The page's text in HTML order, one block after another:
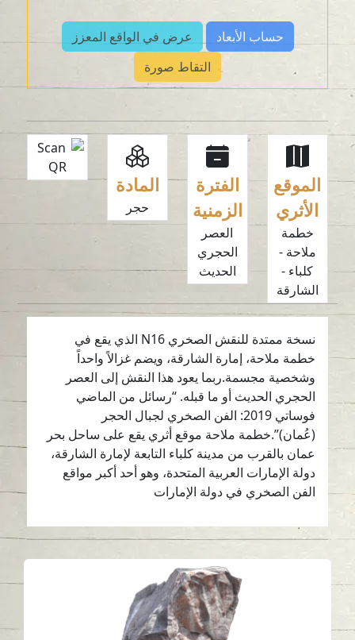
حساب الأبعاد
عرض في الواقع المعزز
التقاط صورة
الموقع
الأثري
خطمة
ملاحة -
كلباء -
الشارقة
الفترة
الزمنية
العصر
الحجري
الحديث
المادة
حجر
نسخة ممتدة للنقش الصخري N16 الذي يقع في
خطمة ملاحة، إمارة الشارقة، ويضم غزالاً واحداً
وشخصية مجسمة.ربما يعود هذا النقش إلى العصر
الحجري الحديث أو ما قبله. “رسائل من الماضي
فوساتي 2019: الفن الصخري لجبال الحجر
(عُمان)”.خطمة ملاحة موقع أثري يقع على ساحل بحر
عمان بالقرب من مدينة كلباء التابعة لإمارة الشارقة،
دولة الإمارات العربية المتحدة، وهو أحد أكبر مواقع
الفن الصخري في دولة الإمارات